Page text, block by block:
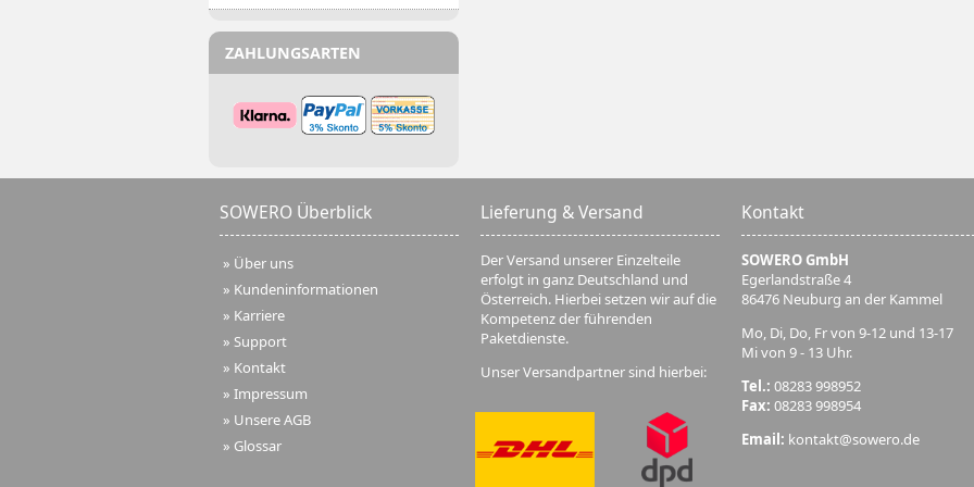
ZAHLUNGSARTEN
SOWERO Überblick
» Über uns
» Kundeninformationen
» Karriere
» Support
» Kontakt
» Impressum
» Unsere AGB
» Glossar
Lieferung & Versand
Der Versand unserer Einzelteile
erfolgt in ganz Deutschland und
Österreich. Hierbei setzen wir auf die
Kompetenz der führenden
Paketdienste.
Unser Versandpartner sind hierbei:
Kontakt
SOWERO GmbH
Egerlandstraße 4
86476 Neuburg an der Kammel
Mo, Di, Do, Fr von 9-12 und 13-17
Mi von 9 - 13 Uhr.
Tel.: 08283 998952
Fax: 08283 998954
Email: kontakt@sowero.de